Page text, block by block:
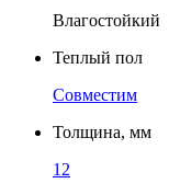
Влагостойкий
Теплый пол
Совместим
Толщина, мм
12